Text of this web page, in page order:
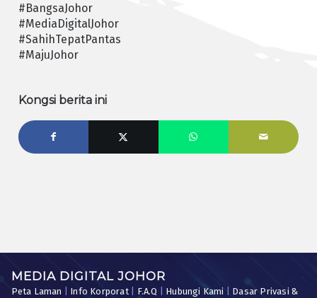
#BangsaJohor
#MediaDigitalJohor
#SahihTepatPantas
#MajuJohor
Kongsi berita ini
MEDIA DIGITAL JOHOR
Peta Laman Info Korporat| F.A.Q Hubungi Kami Dasar Privasi &